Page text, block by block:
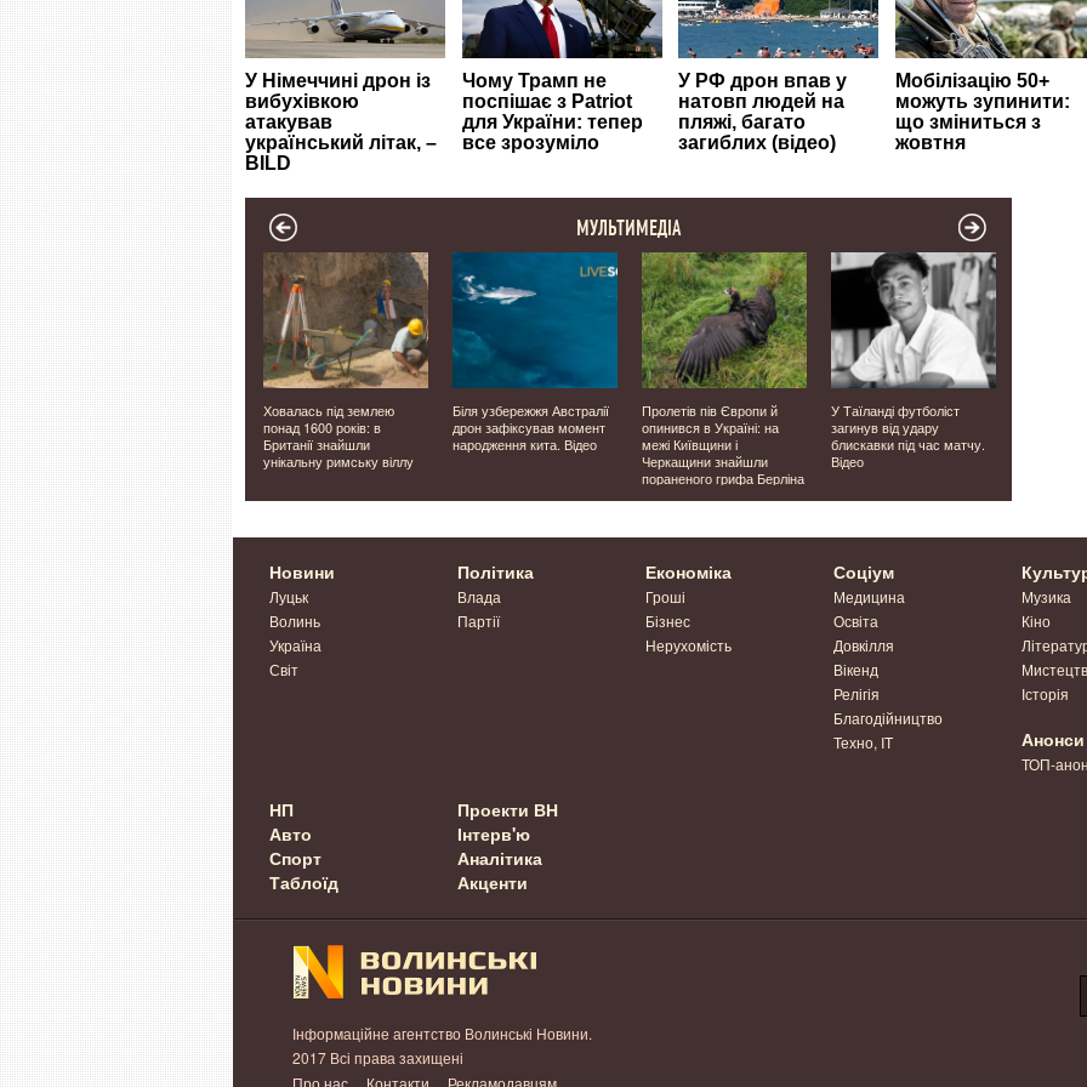
МУЛЬТИМЕДІА
має
У Луцьку невдовзі
відкриють двері нового
ветеранського простору
Ховалась під землею
понад 1600 років: в
Британії знайшли
унікальну римську віллу
Біля узбережжя Австралії
дрон зафіксував момент
народження кита. Відео
Пролетів пів Європи й
опинився в Україні: на
межі Київщини і
Черкащини знайшли
пораненого грифа Берліна
У Таїланді футболіст
загинув від удару
блискавки під час матчу.
Відео
Новини
Луцьк
Волинь
Україна
Світ
Політика
Влада
Партії
Економіка
Гроші
Бізнес
Нерухомість
Соціум
Медицина
Освіта
Довкілля
Вікенд
Релігія
Благодійництво
Техно, IT
Музика
Кіно
Історія
Анонси
ТОП-
НП
Авто
Спорт
Таблоїд
Проекти ВН
Інтерв'ю
Аналітика
Акценти
Інформаційне агентство Волинські Новини.
2017 Всі права захищені